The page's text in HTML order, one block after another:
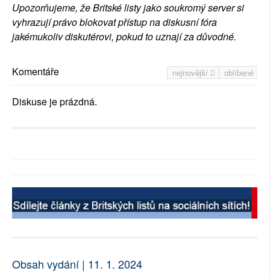
Upozorňujeme, že Britské listy jako soukromý server si
vyhrazují právo blokovat přístup na diskusní fóra
jakémukoliv diskutérovi, pokud to uznají za důvodné.
nejnovější oblíbené
Komentáře
Diskuse je prázdná.
Obsah vydání | 11. 1. 2024